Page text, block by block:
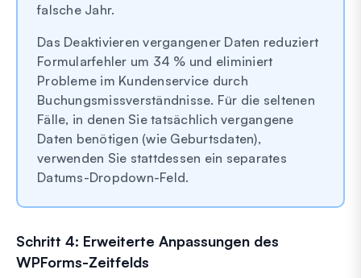
falsche Jahr.
Das Deaktivieren vergangener Daten reduziert
Formularfehler um 34 % und eliminiert
Probleme im Kundenservice durch
Buchungsmissverständnisse. Für die seltenen
Fälle, in denen Sie tatsächlich vergangene
Daten benötigen (wie Geburtsdaten),
verwenden Sie stattdessen ein separates
Datums-Dropdown-Feld.
Schritt 4: Erweiterte Anpassungen des
WPForms-Zeitfelds